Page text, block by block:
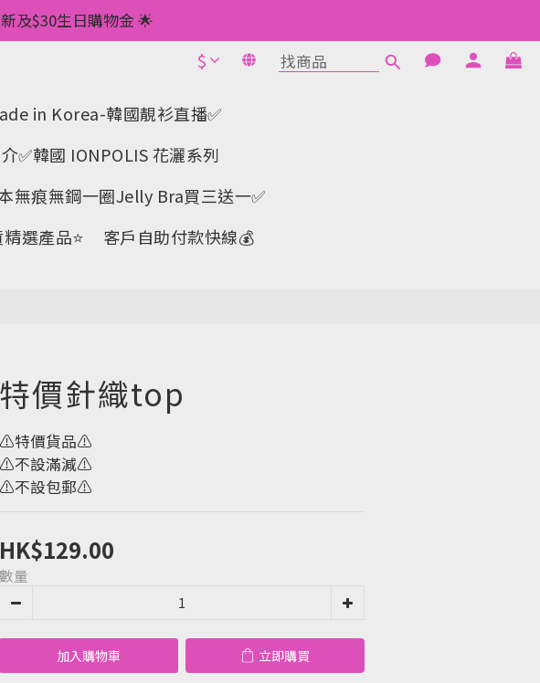
三件減$40    如此類推⬆不設上限
及$30生日購物金 🌟
累積滿100分可當1元使用🌟
三件減$40    如此類推⬆不設上限
$
in Korea-韓國靚衫直播✅
✅韓國 IONPOLIS 花灑系列
無痕無鋼一圈Jelly Bra買三送一✅️
選產品⭐ 客戶自助付款快線💰
特價針織top
⚠️特價貨品⚠️
⚠️不設滿減⚠️
⚠️不設包郵⚠️
HK$129.00
數量
加入購物車 立即購買
立即購買